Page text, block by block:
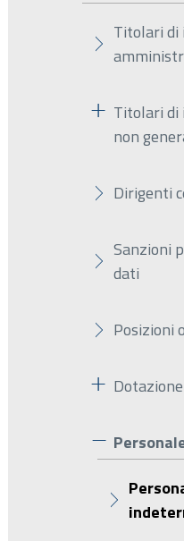
Titolari di
Titolari di
non
Dirigenti
Sanzioni
dati
Posizioni